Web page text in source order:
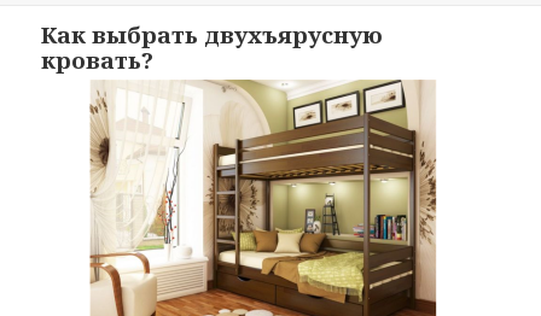
Как выбрать двухъярусную
кровать?